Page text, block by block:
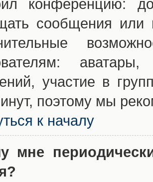
конференцию:
сообщения или
участие в
поэтому мы
к началу
мне